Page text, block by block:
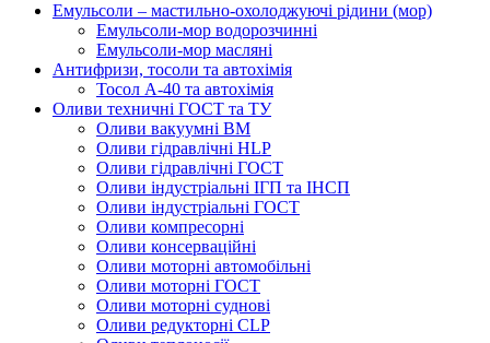
Емульсоли – мастильно-охолоджуючі рідини (мор)
Емульсоли-мор водорозчинні
Емульсоли-мор масляні
Антифризи, тосоли та автохімія
Тосол А-40 та автохімія
Оливи техничні ГОСТ та ТУ
Оливи вакуумні ВМ
Оливи гідравлічні HLP
Оливи гідравлічні ГОСТ
Оливи індустріальні ІГП та ІНСП
Оливи індустріальні ГОСТ
Оливи компресорні
Оливи консерваційні
Оливи моторні автомобільні
Оливи моторні ГОСТ
Оливи моторні суднові
Оливи редукторні CLP